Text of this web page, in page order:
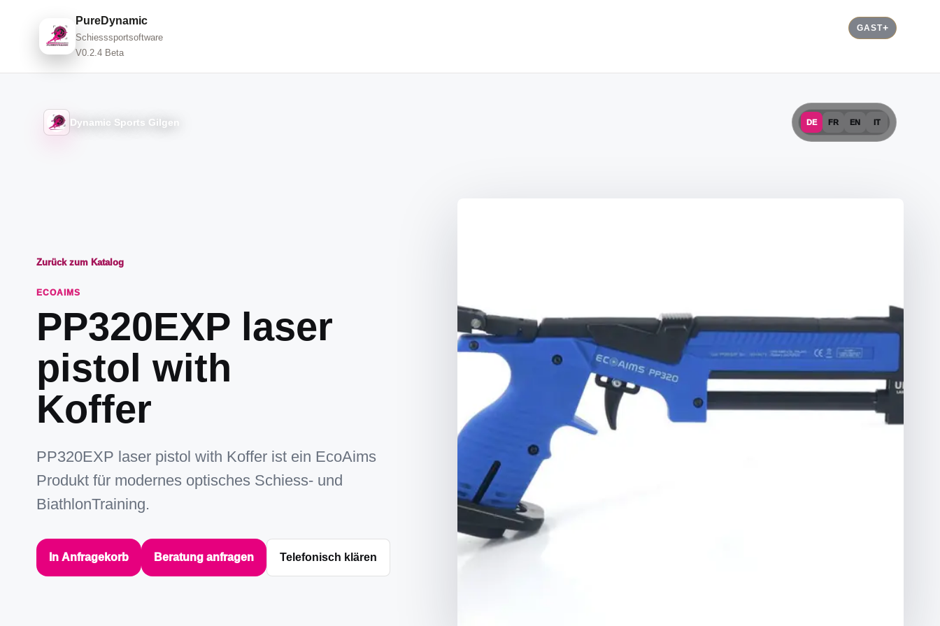
PureDynamic
Schiesssportsoftware
V0.2.4 Beta
GAST
Dynamic Sports Gilgen DE FR EN IT
Zurück zum Katalog
ECOAIMS
PP320EXP laser
pistol with
Koffer
PP320EXP laser pistol with Koffer ist ein EcoAims
Produkt für modernes optisches Schiess- und
BiathlonTraining.
In Anfragekorb Beratung anfragen Telefonisch klären